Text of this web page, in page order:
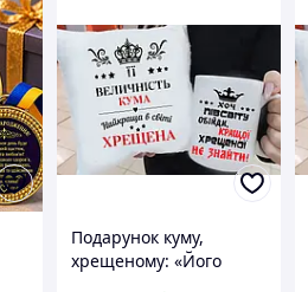
Подарунок куму,
хрещеному: «Його